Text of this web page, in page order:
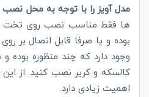
مدل آویز را با توجه به محل نصب
ها فقط مناسب نصب روی تخت
بوده و یا صرفا قابل اتصال بر
وجود دارد که چند منظوره بوده
کالسکه و کریر نصب کنید. از
اهمیت زیادی دارد.